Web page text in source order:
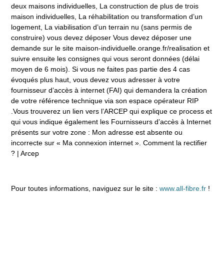
deux maisons individuelles, La construction de plus de trois
maison individuelles, La réhabilitation ou transformation d’un
logement, La viabilisation d’un terrain nu (sans permis de
construire) vous devez déposer Vous devez déposer une
demande sur le site maison-individuelle.orange.fr/realisation et
suivre ensuite les consignes qui vous seront données (délai
moyen de 6 mois). Si vous ne faites pas partie des 4 cas
évoqués plus haut, vous devez vous adresser à votre
fournisseur d’accès à internet (FAI) qui demandera la création
de votre référence technique via son espace opérateur RIP
.Vous trouverez un lien vers l’ARCEP qui explique ce process et
qui vous indique également les Fournisseurs d’accès à Internet
présents sur votre zone : Mon adresse est absente ou
incorrecte sur « Ma connexion internet ». Comment la rectifier
? | Arcep
Pour toutes informations, naviguez sur le site :www.all-fibre.fr !